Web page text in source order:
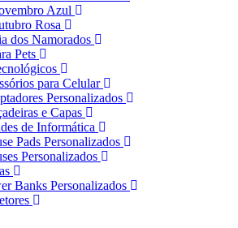
Azul
Rosa
dos Namorados
Pets
para Celular
Personalizados
e Capas
de Informática
Pads Personalizados
Personalizados
Banks Personalizados